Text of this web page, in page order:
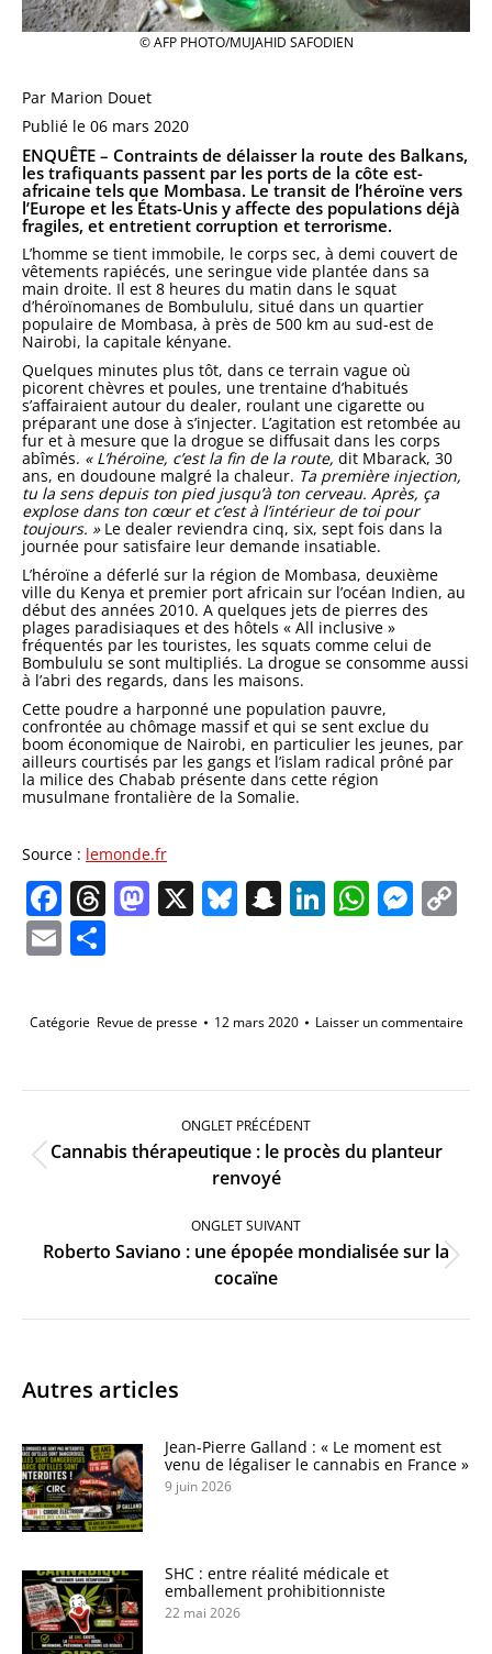
© AFP PHOTO/MUJAHID SAFODIEN
Par Marion Douet
Publié le 06 mars 2020
ENQUÊTE – Contraints de délaisser la route des Balkans,
les trafiquants passent par les ports de la côte est-
africaine tels que Mombasa. Le transit de l’héroïne vers
l’Europe et les États-Unis y affecte des populations déjà
fragiles, et entretient corruption et terrorisme.
L’homme se tient immobile, le corps sec, à demi couvert de
vêtements rapiécés, une seringue vide plantée dans sa
main droite. Il est 8 heures du matin dans le squat
d’héroïnomanes de Bombululu, situé dans un quartier
populaire de Mombasa, à près de 500 km au sud-est de
Nairobi, la capitale kényane.
Quelques minutes plus tôt, dans ce terrain vague où
picorent chèvres et poules, une trentaine d’habitués
s’affairaient autour du dealer, roulant une cigarette ou
préparant une dose à s’injecter. L’agitation est retombée au
fur et à mesure que la drogue se diffusait dans les corps
abîmés. « L’héroïne, c’est la fin de la route, dit Mbarack, 30
ans, en doudoune malgré la chaleur. Ta première injection,
tu la sens depuis ton pied jusqu’à ton cerveau. Après, ça
explose dans ton cœur et c’est à l’intérieur de toi pour
toujours. » Le dealer reviendra cinq, six, sept fois dans la
journée pour satisfaire leur demande insatiable.
L’héroïne a déferlé sur la région de Mombasa, deuxième
ville du Kenya et premier port africain sur l’océan Indien, au
début des années 2010. A quelques jets de pierres des
plages paradisiaques et des hôtels « All inclusive »
fréquentés par les touristes, les squats comme celui de
Bombululu se sont multipliés. La drogue se consomme aussi
à l’abri des regards, dans les maisons.
Cette poudre a harponné une population pauvre,
confrontée au chômage massif et qui se sent exclue du
boom économique de Nairobi, en particulier les jeunes, par
ailleurs courtisés par les gangs et l’islam radical prôné par
la milice des Chabab présente dans cette région
musulmane frontalière de la Somalie.
Source : lemonde.fr
Facebook
Threads
Mastodon
X Bluesky
Snapchat
LinkedIn
Email
Catégorie Revue de presse 12 mars 2020 Laisser un commentaire
Navigation
ONGLET PRÉCÉDENT
Onglet
précédent
Cannabis thérapeutique : le procès du planteur
renvoyé
ONGLET SUIVANT
Onglet
suivant
Roberto Saviano : une épopée mondialisée sur la
cocaïne
Autres articles
Jean-Pierre Galland : « Le moment est
venu de légaliser le cannabis en France »
9 juin 2026
SHC : entre réalité médicale et
emballement prohibitionniste
22 mai 2026